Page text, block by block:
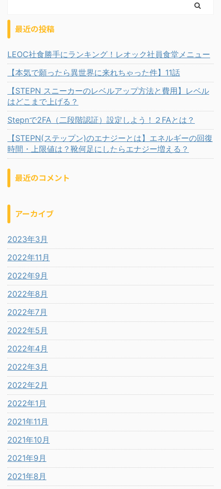
最近の投稿
LEOC社食勝手にランキング！レオック社員食堂メニュー
【本気で願ったら異世界に来れちゃった件】11話
【STEPN スニーカーのレベルアップ方法と費用】レベル
はどこまで上げる？
Stepnで2FA（二段階認証）設定しよう！２FAとは？
【STEPN(ステップン)のエナジーとは】エネルギーの回復
時間・上限値は？靴何足にしたらエナジー増える？
最近のコメント
アーカイブ
2023年3月
2022年11月
2022年9月
2022年8月
2022年7月
2022年5月
2022年4月
2022年3月
2022年2月
2022年1月
2021年11月
2021年10月
2021年9月
2021年8月